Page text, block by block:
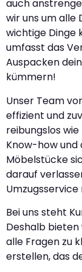
auch
wir uns um alle
wichtige Dinge
umfasst das
Auspacken
kümmern!
Unser Team
effizient und
reibungslos
Know-how und
Möbelstücke
darauf
Bei uns steht
Deshalb bieten
alle Fragen zu
erstellen, das